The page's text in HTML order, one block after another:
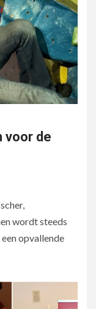
voor de
wordt steeds
opvallende